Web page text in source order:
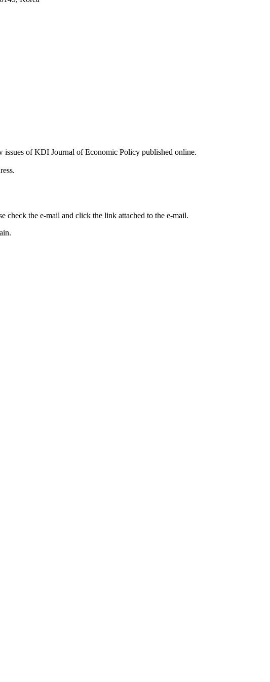
issues of KDI Journal of Economic Policy published online.
check the e-mail and click the link attached to the e-mail.